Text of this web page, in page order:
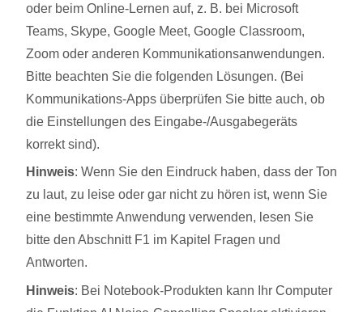
oder beim Online-Lernen auf, z. B. bei Microsoft
Teams, Skype, Google Meet, Google Classroom,
Zoom oder anderen Kommunikationsanwendungen.
Bitte beachten Sie die folgenden Lösungen. (Bei
Kommunikations-Apps überprüfen Sie bitte auch, ob
die Einstellungen des Eingabe-/Ausgabegeräts
korrekt sind).
Hinweis: Wenn Sie den Eindruck haben, dass der Ton
zu laut, zu leise oder gar nicht zu hören ist, wenn Sie
eine bestimmte Anwendung verwenden, lesen Sie
bitte den Abschnitt F1 im Kapitel Fragen und
Antworten.
Hinweis: Bei Notebook-Produkten kann Ihr Computer